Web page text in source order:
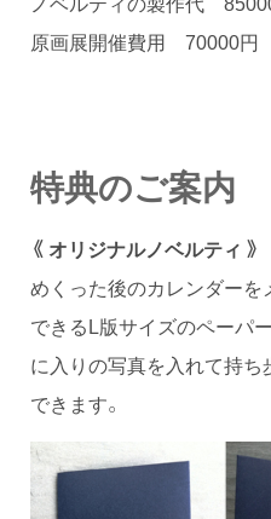
原画展開催費用 70000円
特典のご案内
《 オリジナルノベルティ 》
めくった後のカレンダー
できるL版サイズのペーパ
に入りの写真を入れて持
できます。